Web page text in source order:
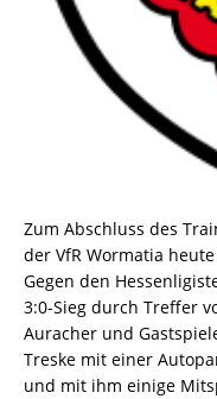
Zum Abschluss des
der VfR Wormatia
Gegen den
3:0-Sieg durch Treffer
Auracher und
Treske mit einer
und mit ihm einige